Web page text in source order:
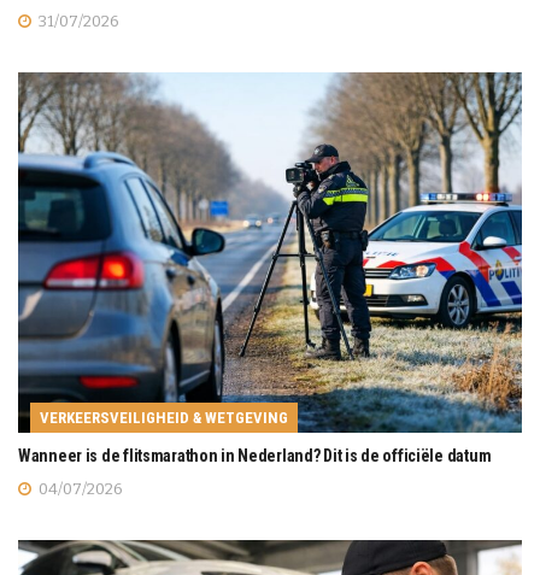
31/07/2026
VERKEERSVEILIGHEID & WETGEVING
Wanneer is de flitsmarathon in Nederland? Dit is de officiële datum
04/07/2026